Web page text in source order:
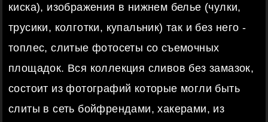
киска), изображения в нижнем белье (чулки,
трусики, колготки, купальник) так и без него -
топлес, слитые фотосеты со съемочных
площадок. Вся коллекция сливов без замазок,
состоит из фотографий которые могли быть
слиты в сеть бойфрендами, хакерами, из